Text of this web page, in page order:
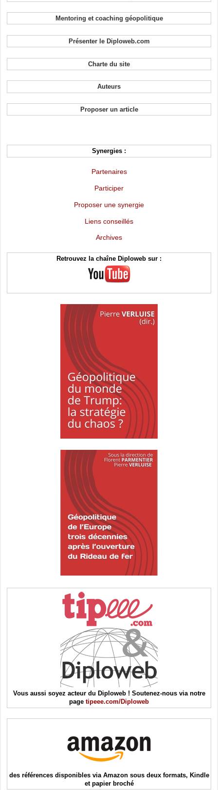
Mentoring et coaching géopolitique
Présenter le Diploweb.com
Charte du site
Auteurs
Proposer un article
Synergies :
Partenaires
Participer
Proposer une synergie
Liens conseillés
Archives
Retrouvez la chaîne Diploweb sur :
Vous aussi soyez acteur du Diploweb ! Soutenez-nous via notre
page tipeee.com/Diploweb
des références disponibles via Amazon sous deux formats, Kindle
et papier broché